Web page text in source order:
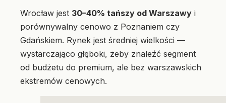
Wrocław jest 30–40% tańszy od Warszawy i
porównywalny cenowo z Poznaniem czy
Gdańskiem. Rynek jest średniej wielkości —
wystarczająco głęboki, żeby znaleźć segment
od budżetu do premium, ale bez warszawskich
ekstremów cenowych.